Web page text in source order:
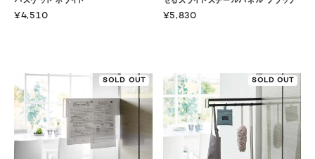
¥4,510 ¥5,830
SOLD OUT SOLD OUT